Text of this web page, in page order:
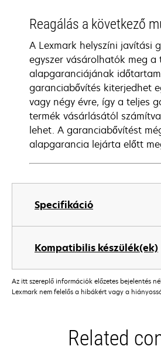
Specifikáció
Kompatibilis készülék(ek)
Reagálás a következő
A Lexmark helyszíni javítási
egyszer vásárolhatók meg a
alapgaranciájának
garanciabővítés kiterjedhet
vagy négy évre, így a teljes
termék vásárlásától
lehet. A garanciabővítést
alapgarancia lejárta előtt
Az itt szereplő információk előzetes bejelentés
Lexmark nem felelős a hibákért vagy a
Related